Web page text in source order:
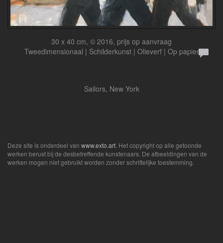
30 x 40 cm, © 2016, prijs op aanvraag
Tweedimensionaal | Schilderkunst | Olieverf | Op papier
Sailors, New York
Deze site is onderdeel van www.exto.art . Het copyright op alle getoonde
werken berust bij de desbetreffende kunstenaars. De afbeeldingen van de
werken mogen niet gebruikt worden zonder schriftelijke toestemming.